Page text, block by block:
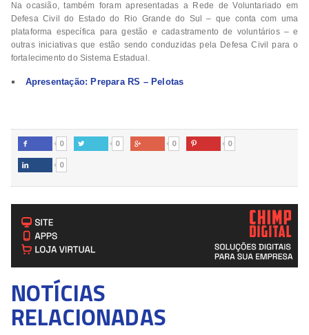
Na ocasião, também foram apresentadas a Rede de Voluntariado em
Defesa Civil do Estado do Rio Grande do Sul – que conta com uma
plataforma específica para gestão e cadastramento de voluntários – e
outras iniciativas que estão sendo conduzidas pela Defesa Civil para o
fortalecimento do Sistema Estadual.
Apresentação: Prepara RS – Pelotas
 0  0  0  0
 0
NOTÍCIAS
RELACIONADAS